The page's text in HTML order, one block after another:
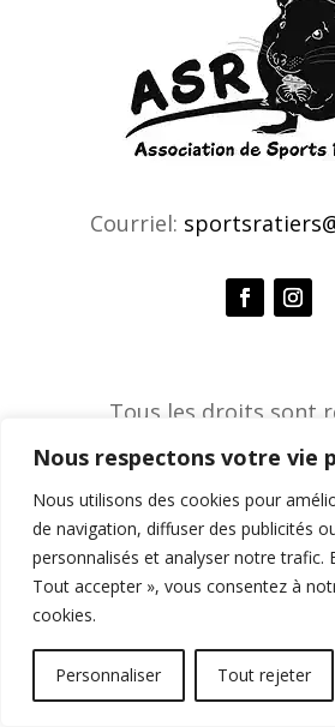
Nous respectons votre vie
Nous utilisons des cookies pour
de navigation, diffuser des publicités
personnalisés et analyser notre trafic.
Tout accepter », vous consentez à
cookies.
Personnaliser Tout rejeter
Courriel:
Tous les droits sont
Agence créative